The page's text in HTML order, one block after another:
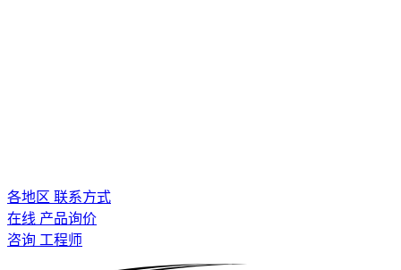
各地区 联系方式
在线 产品询价
咨询 工程师